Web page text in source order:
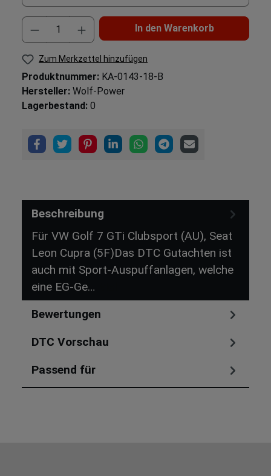
In den Warenkorb
Zum Merkzettel hinzufügen
Produktnummer: KA-0143-18-B
Hersteller: Wolf-Power
Lagerbestand: 0
Beschreibung
Für VW Golf 7 GTi Clubsport (AU), Seat
Leon Cupra (5F)Das DTC Gutachten ist
auch mit Sport-Auspuffanlagen, welche
eine EG-Ge…
Bewertungen
DTC Vorschau
Passend für